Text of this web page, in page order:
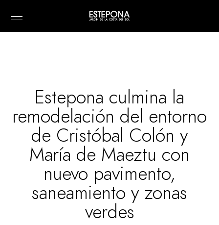
Estepona culmina la
remodelación del entorno
de Cristóbal Colón y
María de Maeztu con
nuevo pavimento,
saneamiento y zonas
verdes